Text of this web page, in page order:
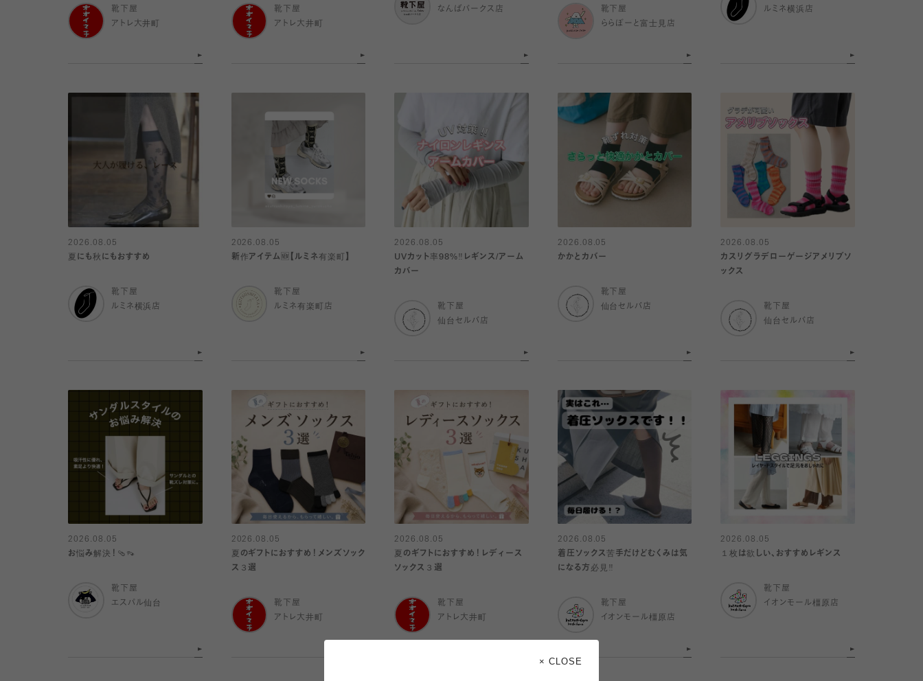
靴下屋
アトレ大井町
靴下屋
アトレ大井町
なんばパークス店
靴下屋
ららぽーと富士見店
ルミネ横浜店
2026.08.05
夏にも秋にもおすすめ
靴下屋
ルミネ横浜店
2026.08.05
新作アイテム🆕【ルミネ有楽町】
靴下屋
ルミネ有楽町店
2026.08.05
UVカット率98%‼︎レギンス/アーム
カバー
靴下屋
仙台セルバ店
2026.08.05
かかとカバー
靴下屋
仙台セルバ店
2026.08.05
カスリグラデローゲージアメリブソ
ックス
靴下屋
仙台セルバ店
2026.08.05
お悩み解決！🩴👡
靴下屋
エスパル仙台
2026.08.05
夏のギフトにおすすめ！メンズソック
ス３選
靴下屋
アトレ大井町
2026.08.05
夏のギフトにおすすめ！レディース
ソックス３選
靴下屋
アトレ大井町
2026.08.05
着圧ソックス苦手だけどむくみは気
になる方必見‼️
靴下屋
イオンモール橿原店
2026.08.05
１枚は欲しい、おすすめレギンス
靴下屋
イオンモール橿原店
× CLOSE